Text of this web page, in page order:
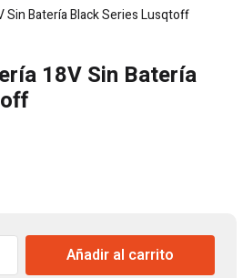
Sin Batería Black Series Lusqtoff
18V Sin Batería
$93.594.Añadir al carrito